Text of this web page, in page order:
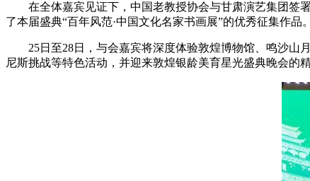
在全体嘉宾见证下，中国老教授协会与甘肃演艺集团签署
了本届盛典“百年风范·中国文化名家书画展”的优秀征集作品。
25日至28日，与会嘉宾将深度体验敦煌博物馆、鸣沙山月
尼斯挑战等特色活动，并迎来敦煌银龄美育星光盛典晚会的精